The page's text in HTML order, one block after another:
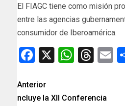
El FIAGC tiene como misión
entre las agencias
consumidor de Iberoamérica.
Facebook
X
Anterior
ncluye la XII Conferencia